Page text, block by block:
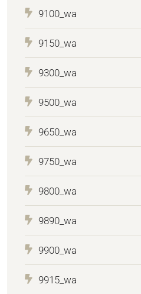
9100_wa
9150_wa
9300_wa
9500_wa
9650_wa
9750_wa
9800_wa
9890_wa
9900_wa
9915_wa